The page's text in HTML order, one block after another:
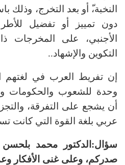
النخبة،ّ أو بعد التخرج، وذلك
دون تمييز أو تفضيل
الأجنبي، على المخرجات
التكوين والإشهاد..
إن تفريط العرب في لغتهم
وحدة للشعوب والحكومات
أن يشجع على التفرقة،
عربي بلغة القوة التي كانت
سؤال:الدكتور محمد بلحسن
صدركم، وعلى غنى الأفكار